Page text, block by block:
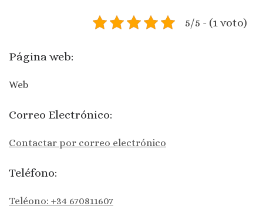
5/5 - (1 voto)
Página web:
Web
Correo Electrónico:
Contactar por correo electrónico
Teléfono:
Teléono: +34 670811607